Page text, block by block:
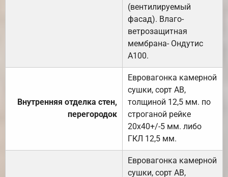
(вентилируемый
фасад). Влаго-
ветрозащитная
мембрана- Ондутис
А100.
Внутренняя отделка стен,
перегородок
Евровагонка камерной
сушки, сорт АВ,
толщиной 12,5 мм. по
строганой рейке
20х40+/-5 мм. либо
ГКЛ 12,5 мм.
Евровагонка камерной
сушки, сорт АВ,